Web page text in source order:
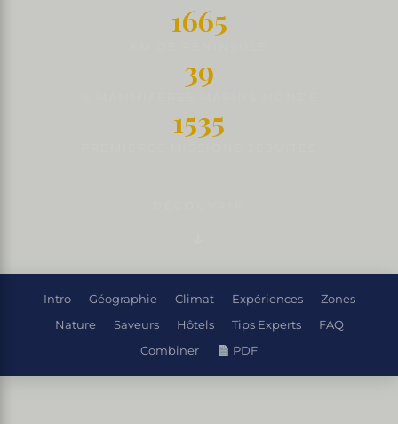
1665
39
1535
Intro Géographie Climat Expériences
Zones
Nature
Saveurs Hôtels Tips Experts
FAQ
Combiner
PDF